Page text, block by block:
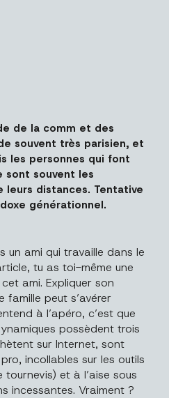
de la comm et des
souvent très parisien, et
les personnes qui font
souvent les
leurs distances. Tentative
générationnel.
un ami qui travaille dans le
tu as toi-même une
ami. Expliquer son
famille peut s’avérer
à l’apéro, c’est que
possèdent trois
sur Internet, sont
incollables sur les outils
et à l’aise sous
incessantes. Vraiment ?